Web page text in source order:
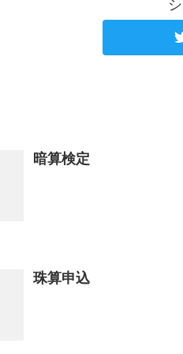
暗算検定
珠算申込